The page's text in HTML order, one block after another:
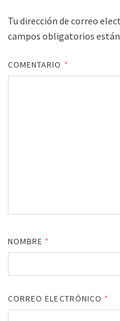
Tu dirección de correo
campos obligatorios
COMENTARIO *
NOMBRE *
CORREO ELECTRÓNICO *